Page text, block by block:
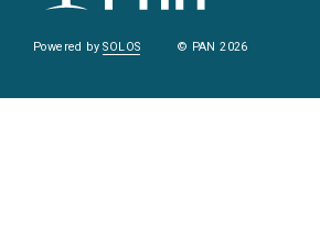
Powered bySOLOS © PAN 2026